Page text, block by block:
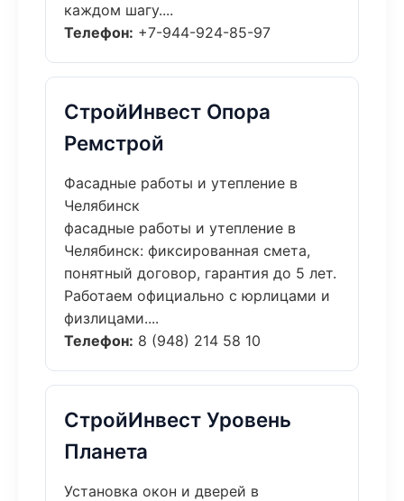
каждом шагу....
Телефон: +7-944-924-85-97
СтройИнвест Опора
Ремстрой
Фасадные работы и утепление в
Челябинск
фасадные работы и утепление в
Челябинск: фиксированная смета,
понятный договор, гарантия до 5 лет.
Работаем официально с юрлицами и
физлицами....
Телефон: 8 (948) 214 58 10
СтройИнвест Уровень
Планета
Установка окон и дверей в